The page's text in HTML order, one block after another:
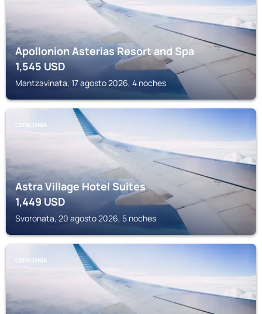
Apollonion Asterias Resort and Spa
1,545USD
Mantzavinata, 17 agosto 2026, 4 noches
CEFALONIA
Astra Village Hotel Suites
1,449USD
Svoronata, 20 agosto 2026, 5 noches
CEFALONIA